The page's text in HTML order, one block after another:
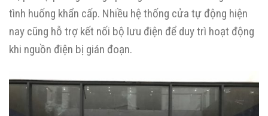
tình huống khẩn cấp. Nhiều hệ thống cửa tự động hiện
nay cũng hỗ trợ kết nối bộ lưu điện để duy trì hoạt động
khi nguồn điện bị gián đoạn.